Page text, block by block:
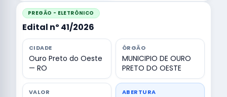
PREGÃO - ELETRÔNICO
Edital nº 41/2026
CIDADE
Ouro Preto do Oeste
— RO
ÓRGÃO
MUNICIPIO DE OURO
PRETO DO OESTE
VALOR ABERTURA